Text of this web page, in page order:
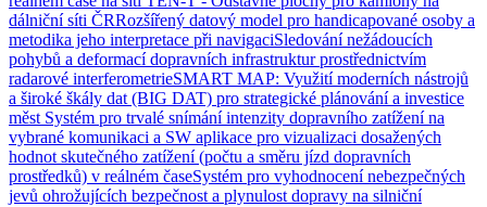
dálniční síti ČRRozšířený datový model pro handicapované osoby a
metodika jeho interpretace při navigaciSledování nežádoucích
pohybů a deformací dopravních infrastruktur prostřednictvím
radarové interferometrieSMART MAP: Využití moderních nástrojů
a široké škály dat (BIG DAT) pro strategické plánování a investice
měst Systém pro trvalé snímání intenzity dopravního zatížení na
vybrané komunikaci a SW aplikace pro vizualizaci dosažených
hodnot skutečného zatížení (počtu a směru jízd dopravních
prostředků) v reálném časeSystém pro vyhodnocení nebezpečných
jevů ohrožujících bezpečnost a plynulost dopravy na silniční